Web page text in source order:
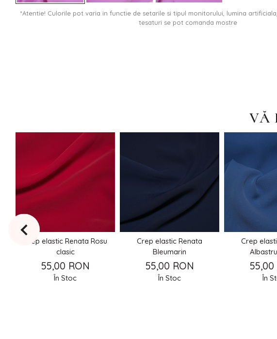
*Atentie! Culorile pot varia in functie de setarile si tipul monitorului, lumina
tesaturi se pot comanda mostre
VĂ
Crep elastic Renata Rosu
clasic
55,00 RON
În Stoc
Crep elastic Renata
Bleumarin
55,00 RON
În Stoc
Crep
55,00
În